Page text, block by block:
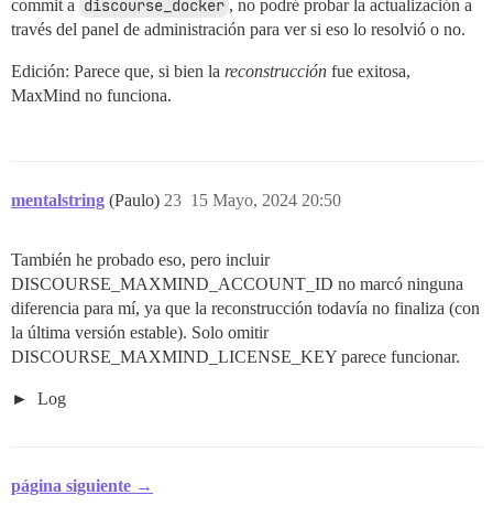
rack-2.2.9/lib/rack/urlmap.rb:58:in `each'
rack-2.2.9/lib/rack/urlmap.rb:58:in `call'
unicorn-6.1.0/lib/unicorn/http_server.rb:739:in
unicorn-6.1.0/lib/unicorn/http_server.rb:547:in
unicorn-6.1.0/lib/unicorn/http_server.rb:143:in
internal:/usr/local/lib/ruby/site_ruby/3.2.0/
internal:/usr/local/lib/ruby/site_ruby/3.2.0/
/var/www/discourse/vendor/bundle/ruby/3.2.0/gems/
bin/rails:18:in `<main>'
commit a discourse_docker , no podré probar la actualización a
través del panel de administración para ver si eso lo resolvió o no.
Edición: Parece que, si bien la reconstrucción fue exitosa,
MaxMind no funciona.
mentalstring (Paulo) 15 Mayo, 2024 20:50
23
También he probado eso, pero incluir
DISCOURSE_MAXMIND_ACCOUNT_ID no marcó ninguna
diferencia para mí, ya que la reconstrucción todavía no finaliza (con
la última versión estable). Solo omitir
DISCOURSE_MAXMIND_LICENSE_KEY parece funcionar.
Log
página siguiente →